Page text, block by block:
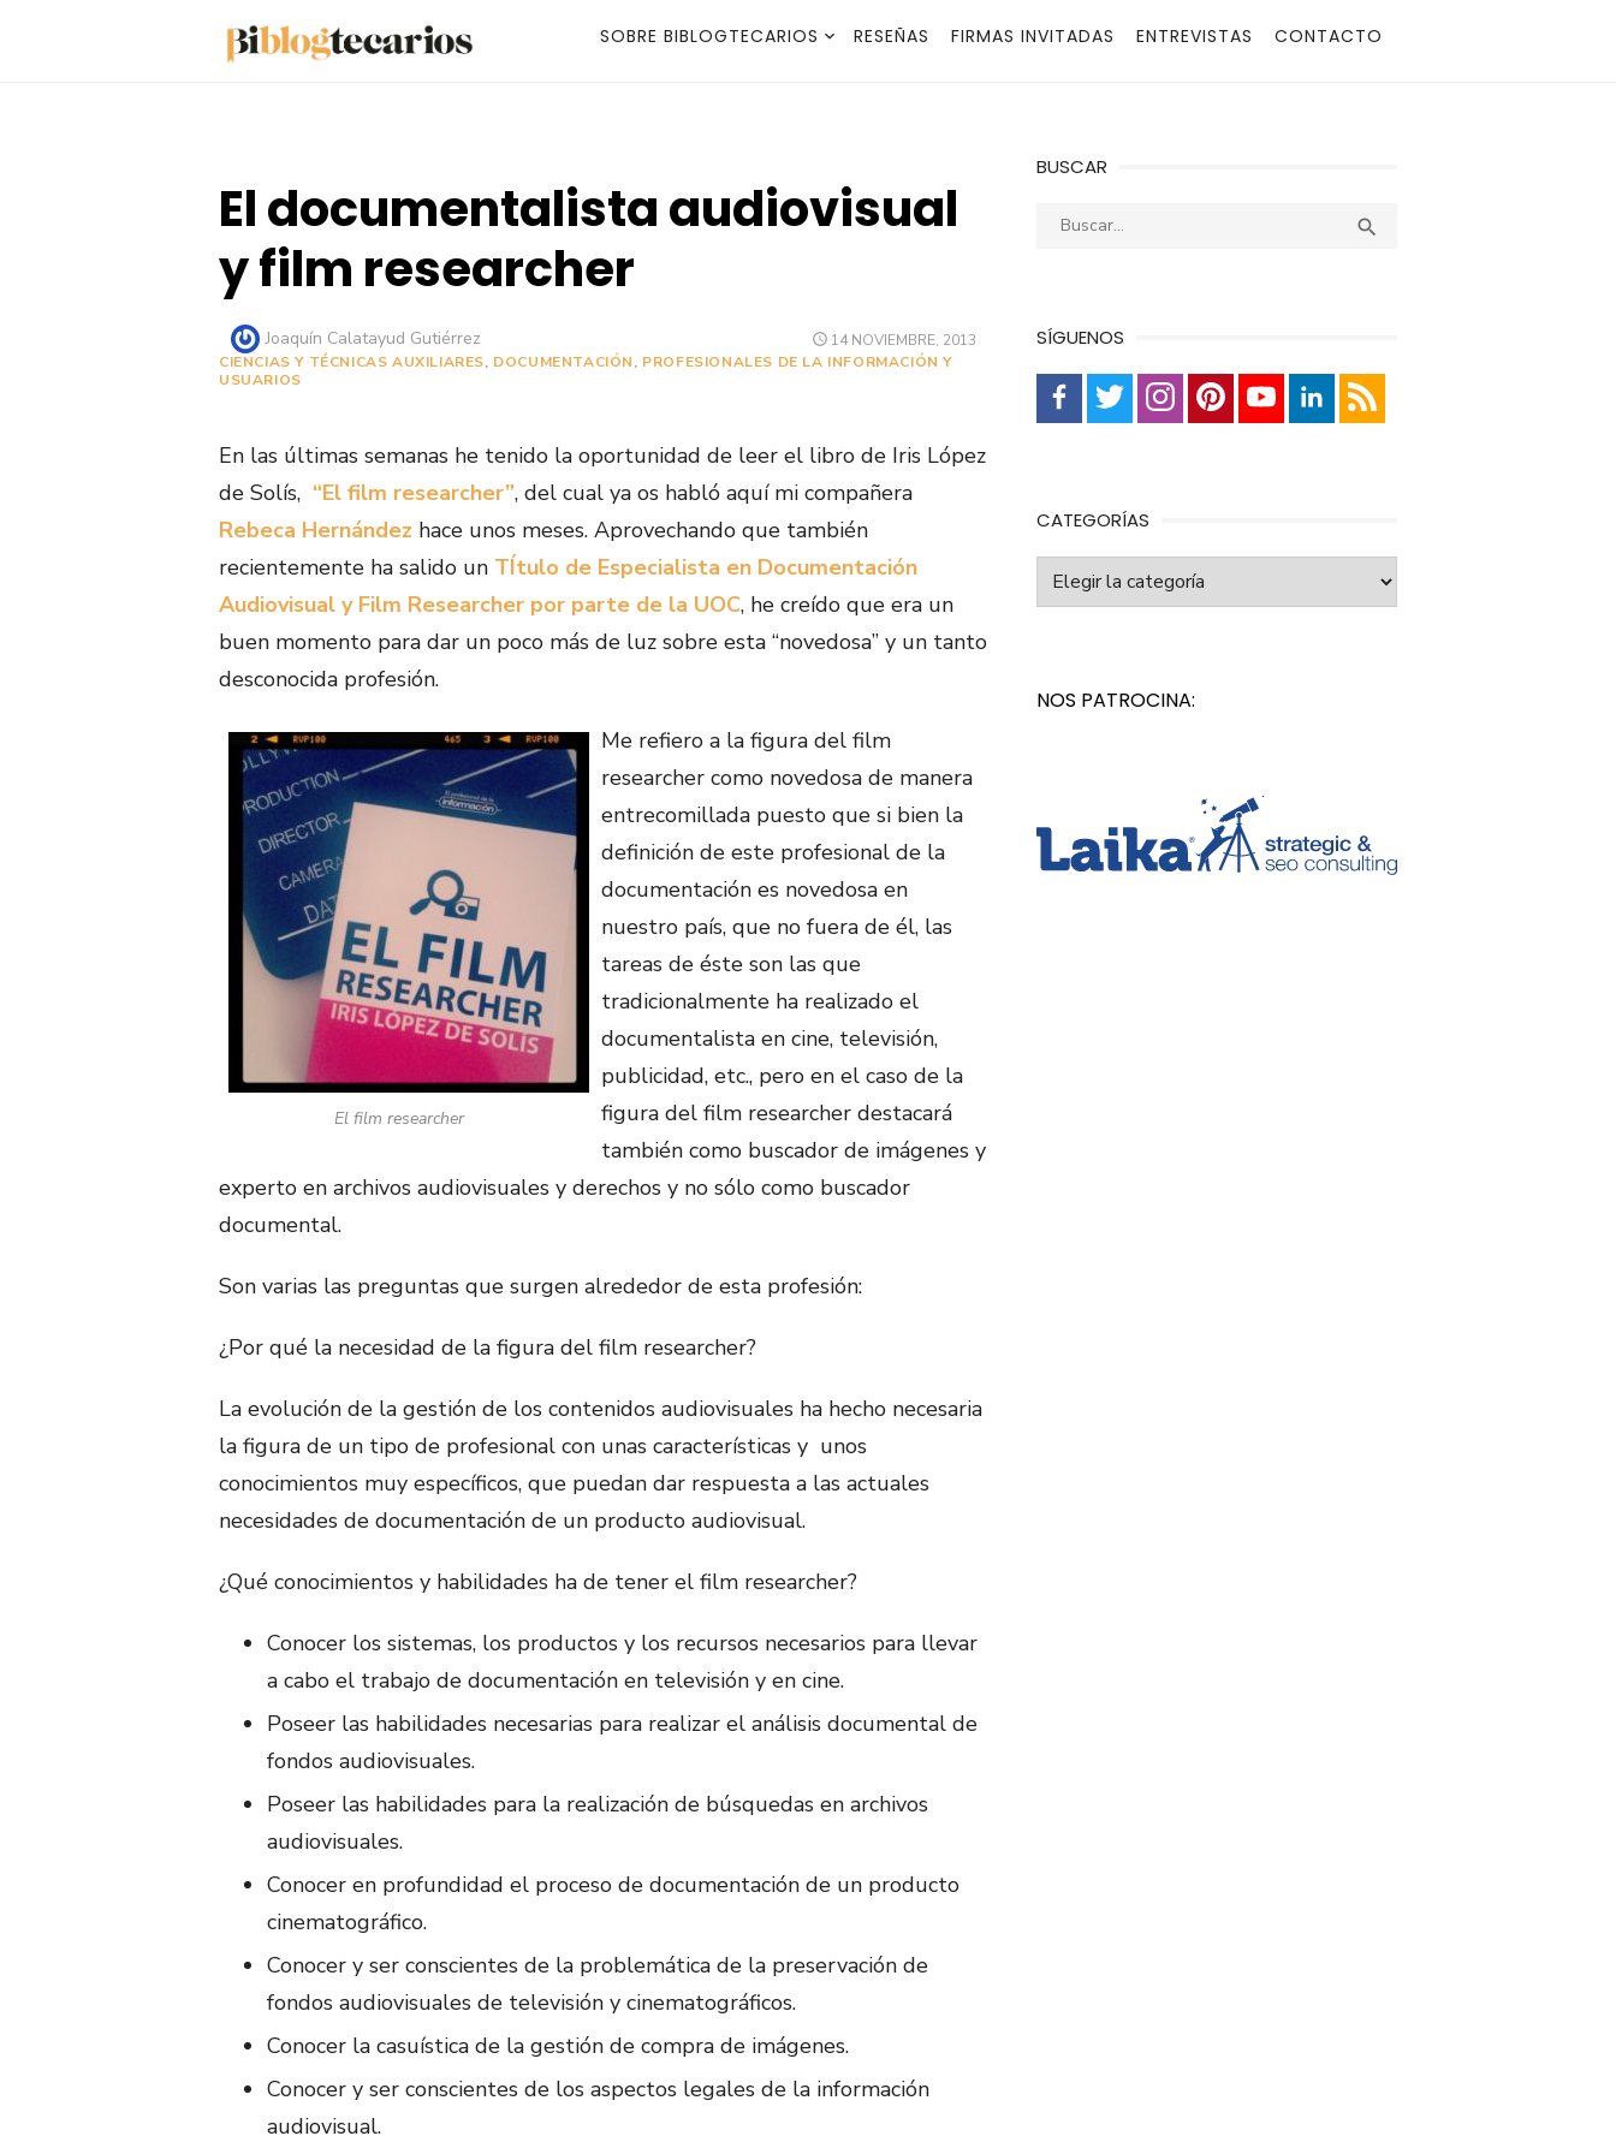
SOBRE BIBLOGTECARIOS RESEÑAS FIRMAS INVITADAS ENTREVISTAS CONTACTO
El documentalista audiovisual
y film researcher
PUBLICADO
EL
14 NOVIEMBRE, 2013
Autor
Joaquín Calatayud Gutiérrez
CIENCIAS Y TÉCNICAS AUXILIARES, DOCUMENTACIÓN, PROFESIONALES DE LA INFORMACIÓN Y
USUARIOS
En las últimas semanas he tenido la oportunidad de leer el libro de Iris López
de Solís, “El film researcher”, del cual ya os habló aquí mi compañera
Rebeca Hernández hace unos meses. Aprovechando que también
recientemente ha salido un TÍtulo de Especialista en Documentación
Audiovisual y Film Researcher por parte de la UOC, he creído que era un
buen momento para dar un poco más de luz sobre esta “novedosa” y un tanto
desconocida profesión.
El film researcher
Me refiero a la figura del film
researcher como novedosa de manera
entrecomillada puesto que si bien la
definición de este profesional de la
documentación es novedosa en
nuestro país, que no fuera de él, las
tareas de éste son las que
tradicionalmente ha realizado el
documentalista en cine, televisión,
publicidad, etc., pero en el caso de la
figura del film researcher destacará
también como buscador de imágenes y
experto en archivos audiovisuales y derechos y no sólo como buscador
documental.
Son varias las preguntas que surgen alrededor de esta profesión:
¿Por qué la necesidad de la figura del film researcher?
La evolución de la gestión de los contenidos audiovisuales ha hecho necesaria
la figura de un tipo de profesional con unas características y unos
conocimientos muy específicos, que puedan dar respuesta a las actuales
necesidades de documentación de un producto audiovisual.
¿Qué conocimientos y habilidades ha de tener el film researcher?
Conocer los sistemas, los productos y los recursos necesarios para llevar
a cabo el trabajo de documentación en televisión y en cine.
Poseer las habilidades necesarias para realizar el análisis documental de
fondos audiovisuales.
Poseer las habilidades para la realización de búsquedas en archivos
audiovisuales.
Conocer en profundidad el proceso de documentación de un producto
cinematográfico.
Conocer y ser conscientes de la problemática de la preservación de
fondos audiovisuales de televisión y cinematográficos.
Conocer la casuística de la gestión de compra de imágenes.
Conocer y ser conscientes de los aspectos legales de la información
audiovisual.
BUSCAR
Buscar: 
SÍGUENOS
CATEGORÍAS
NOS PATROCINA: